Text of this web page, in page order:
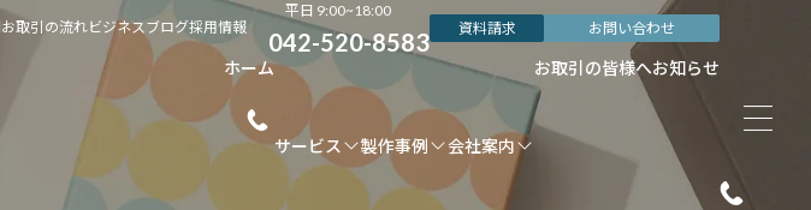
お取引の流れビジネスブログ採用情報
平日 9:00~18:00
042-520-8583 資料請求 お問い合わせ
ホーム
サービス 製作事例 会社案内
お取引の皆様へお知らせ